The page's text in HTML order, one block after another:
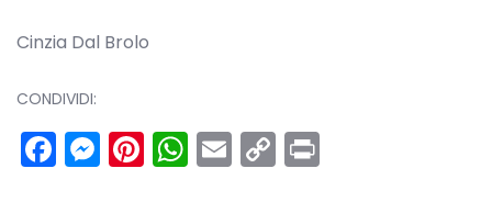
Cinzia Dal Brolo
CONDIVIDI:
Facebook
Messenger
Pinterest
WhatsApp
Email
Copy
Link